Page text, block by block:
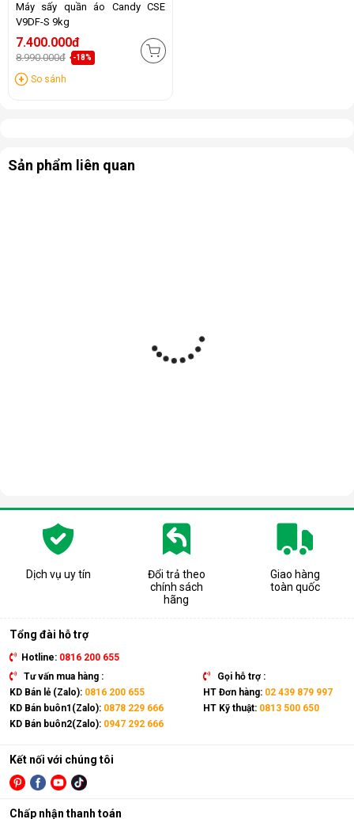
Máy sấy quần áo Candy CSE
V9DF-S 9kg
7.400.000đ
8.990.000đ -18%
So sánh
Sản phẩm liên quan
Dịch vụ uy tín
Đổi trả theo
chính sách
hãng
Giao hàng
toàn quốc
Tổng đài hỗ trợ
Hotline: 0816 200 655
Tư vấn mua hàng :
KD Bán lẻ (Zalo): 0816 200 655
KD Bán buôn1(Zalo): 0878 229 666
KD Bán buôn2(Zalo): 0947 292 666
Gọi hỗ trợ :
HT Đơn hàng: 02 439 879 997
HT Kỹ thuật: 0813 500 650
Kết nối với chúng tôi
Chấp nhận thanh toán